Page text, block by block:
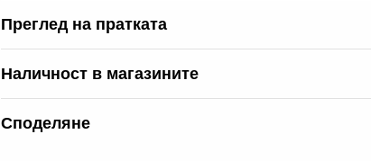
Преглед на пратката
Наличност в магазините
Споделяне